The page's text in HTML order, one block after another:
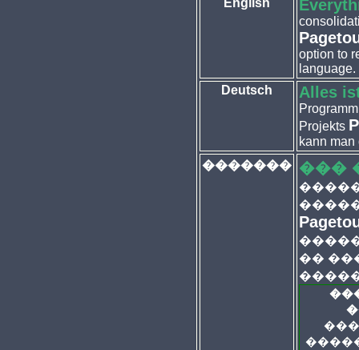
option to
language.
Deutsch
Alles
Projekts
kann
������� ���
��